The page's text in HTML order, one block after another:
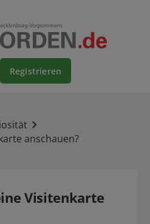
Registrieren
anschauen?
Visitenkarte